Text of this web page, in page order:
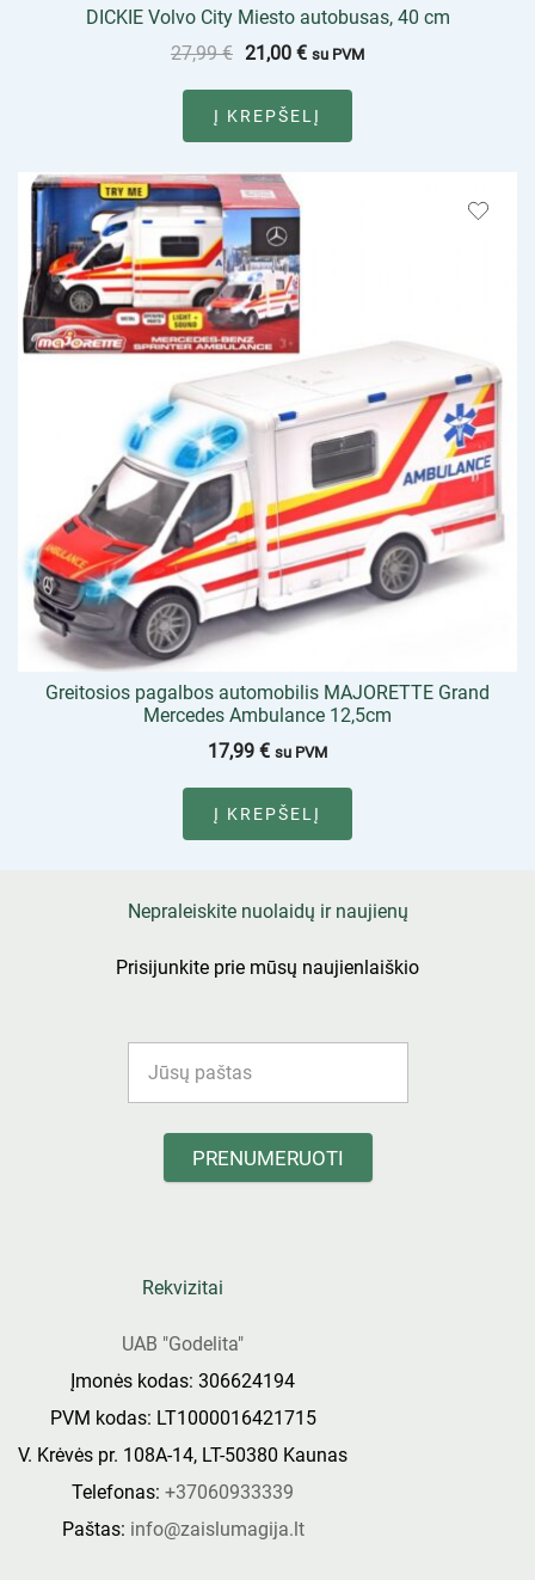
DICKIE Volvo City Miesto autobusas, 40 cm
27,99€ 21,00 € su PVM
Į KREPŠELĮ
Greitosios pagalbos automobilis MAJORETTE Grand
Mercedes Ambulance 12,5cm
17,99 € su PVM
Į KREPŠELĮ
Nepraleiskite nuolaidų ir naujienų
Prisijunkite prie mūsų naujienlaiškio
PRENUMERUOTI
Rekvizitai
UAB "Godelita"
Įmonės kodas: 306624194
PVM kodas: LT1000016421715
V. Krėvės pr. 108A-14, LT-50380 Kaunas
Telefonas: +37060933339
Paštas: info@zaislumagija.lt